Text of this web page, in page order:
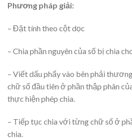
Phương pháp giải:
– Đặt tính theo cột dọc
– Chia phần nguyên của số bị chia
– Viết dấu phẩy vào bên phải
chữ số đầu tiên ở phần thập phân
thực hiện phép chia.
– Tiếp tục chia với từng chữ số ở
chia.